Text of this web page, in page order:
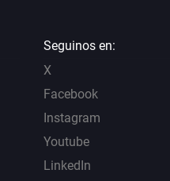
Seguinos en:
X
Facebook
Instagram
Youtube
LinkedIn